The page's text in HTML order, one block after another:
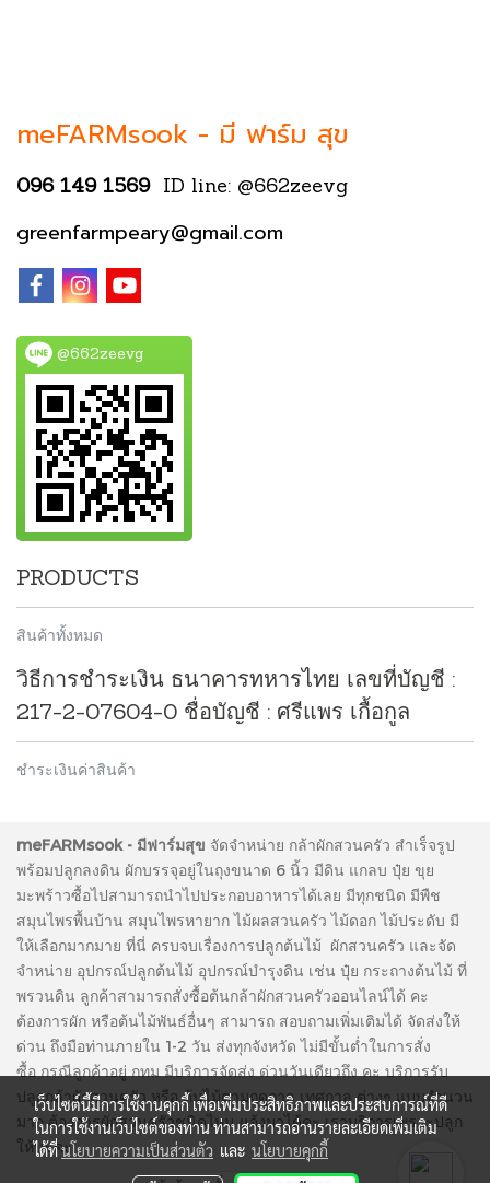
meFARMsook - มี ฟาร์ม สุข
096 149 1569 ID line: @662zeevg
greenfarmpeary@gmail.com
@662zeevg
PRODUCTS
สินค้าทั้งหมด
วิธีการชำระเงิน ธนาคารทหารไทย เลขที่บัญชี :
217-2-07604-0 ชื่อบัญชี : ศรีแพร เกื้อกูล
ชำระเงินค่าสินค้า
meFARMsook - มีฟาร์มสุข จัดจำหน่าย กล้าผักสวนครัว สำเร็จรูป
พร้อมปลูกลงดิน ผักบรรจุอยู่ในถุงขนาด 6 นิ้ว มีดิน แกลบ ปุ๋ย ขุย
มะพร้าวซื้อไปสามารถนำไปประกอบอาหารได้เลย มีทุกชนิด มีพืช
สมุนไพรพื้นบ้าน สมุนไพรหายาก ไม้ผลสวนครัว ไม้ดอก ไม้ประดับ มี
ให้เลือกมากมาย ที่นี่ ครบจบเรื่องการปลูกต้นไม้ ผักสวนครัว และจัด
จำหน่าย อุปกรณ์ปลูกต้นไม้ อุปกรณ์บำรุงดิน เช่น ปุ๋ย กระถางต้นไม้ ที่
พรวนดิน ลูกค้าสามารถสั่งซื้อต้นกล้าผักสวนครัวออนไลน์ได้ คะ
ต้องการผัก หรือต้นไม้พันธ์อื่นๆ สามารถ สอบถามเพิ่มเติมได้ จัดส่งให้
ด่วน ถึงมือท่านภายใน 1-2 วัน ส่งทุกจังหวัด ไม่มีขั้นต่ำในการสั่ง
ซื้อ กรณีลูกค้าอยู่ กทม มีบริการจัดส่ง ด่วนวันเดียวถึง คะ บริการรับ
ปลูกกล้าผักสวนครัว หรือ ต้นไม้ตามฤดูกาล เทศกาล ต่างๆ แบบจำนวน
มาก ต้องการผักสวนครัวชนิดไหน แจ้งมาได้คะ เราบริการเพราะปลูก
ให้นะคะ
เว็บไซต์นี้มีการใช้งานคุกกี้ เพื่อเพิ่มประสิทธิภาพและประสบการณ์ที่ดี
ในการใช้งานเว็บไซต์ของท่าน ท่านสามารถอ่านรายละเอียดเพิ่มเติม
ได้ที่นโยบายความเป็นส่วนตัว และ นโยบายคุกกี้